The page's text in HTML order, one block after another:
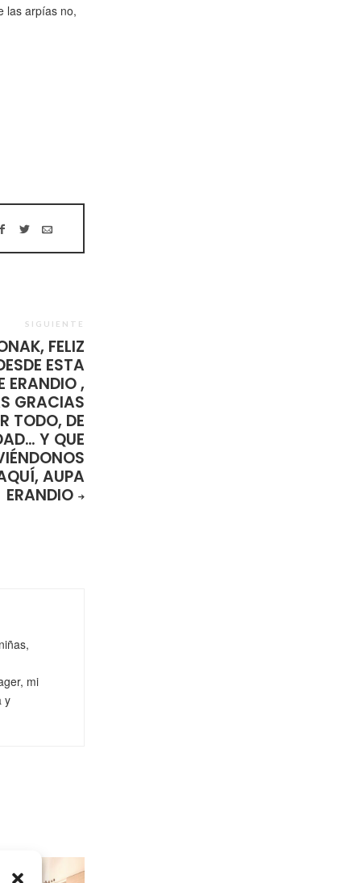
las arpías no,
SIGUIENTE
FELIZ
ESTA
ERANDIO ,
GRACIAS
TODO, DE
Y QUE
AUPA
ERANDIO
mi
y